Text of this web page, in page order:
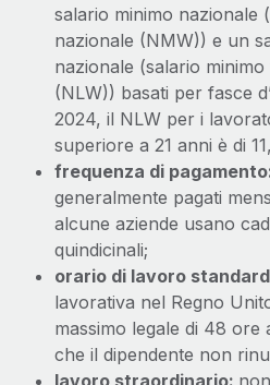
salario minimo nazionale
nazionale (NMW)) e un
nazionale (salario
(NLW)) basati per fasce
2024, il NLW per i
superiore a 21 anni è di
frequenza di
generalmente pagati
alcune aziende usano
quindicinali;
orario di lavoro
lavorativa nel Regno
massimo legale di 48 ore
che il dipendente non
lavoro straordinario: